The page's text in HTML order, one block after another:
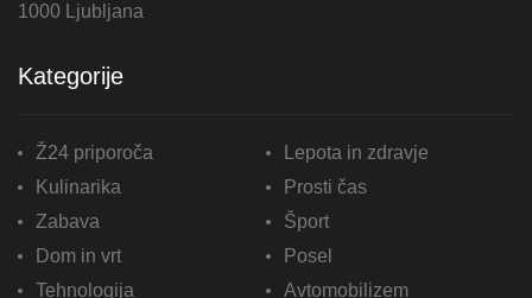
1000 Ljubljana
Kategorije
Ž24 priporoča
Lepota in zdravje
Kulinarika
Prosti čas
Zabava
Šport
Dom in vrt
Posel
Tehnologija
Avtomobilizem